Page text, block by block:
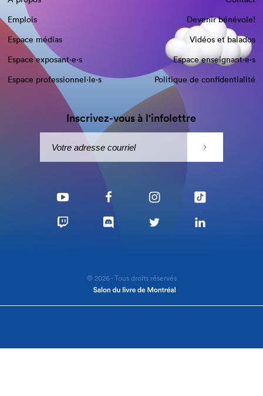
Emplois
Devenir bénévole!
Espace médias
Vidéos et balados
Espace exposant·e⋅s
Espace enseignant·e⋅s
Espace professionnel·le⋅s
Politique de confidentialité
Inscrivez-vous à l'infolettre
© 2026 - Tous droits réservés